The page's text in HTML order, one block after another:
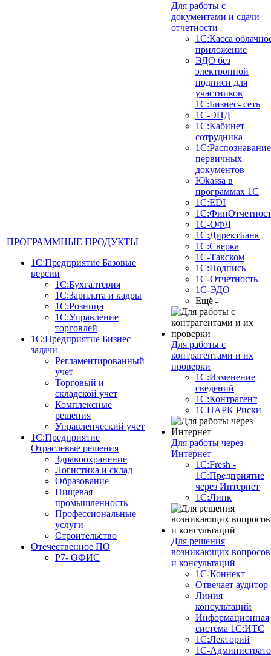
ПРОГРАММНЫЕ ПРОДУКТЫ
1С:Предприятие Базовые
версии
1С:Бухгалтерия
1С:Зарплата и кадры
1С:Розница
1С:Управление
торговлей
1С:Предприятие Бизнес
задачи
Регламентированный
учет
Торговый и
складской учет
Комплексные
решения
Управленческий учет
1С:Предприятие
Отраслевые решения
Здравоохранение
Логистика и склад
Образование
Пищевая
промышленность
Профессиональные
услуги
Строительство
Отечественное ПО
Р7- ОФИС
Для работы с
документами и сдачи
отчетности
1С:Касса
приложение
ЭДО без
электронной
подписи для
участников
1С:Бизнес- сеть
1С-ЭПД
1С:Кабинет
сотрудника
1С:Распознавание
первичных
документов
Юkassa в
программах 1С
1С:EDI
1С-ОФД
1С:ДиректБанк
1С:Сверка
1С-Такском
1С:Подпись
1С-Отчетность
1С-ЭДО
Ещё
Для работы с
контрагентами и их
проверки
1С:Изменение
сведений
1С:Контрагент
1СПАРК Риски
Для работы через
Интернет
1С:Fresh -
1С:Предприятие
через Интернет
1С:Линк
Для решения
возникающих вопросов
и консультаций
1С-Коннект
Отвечает аудитор
Линия
консультаций
Информационная
система 1С:ИТС
1С:Лекторий
1С-